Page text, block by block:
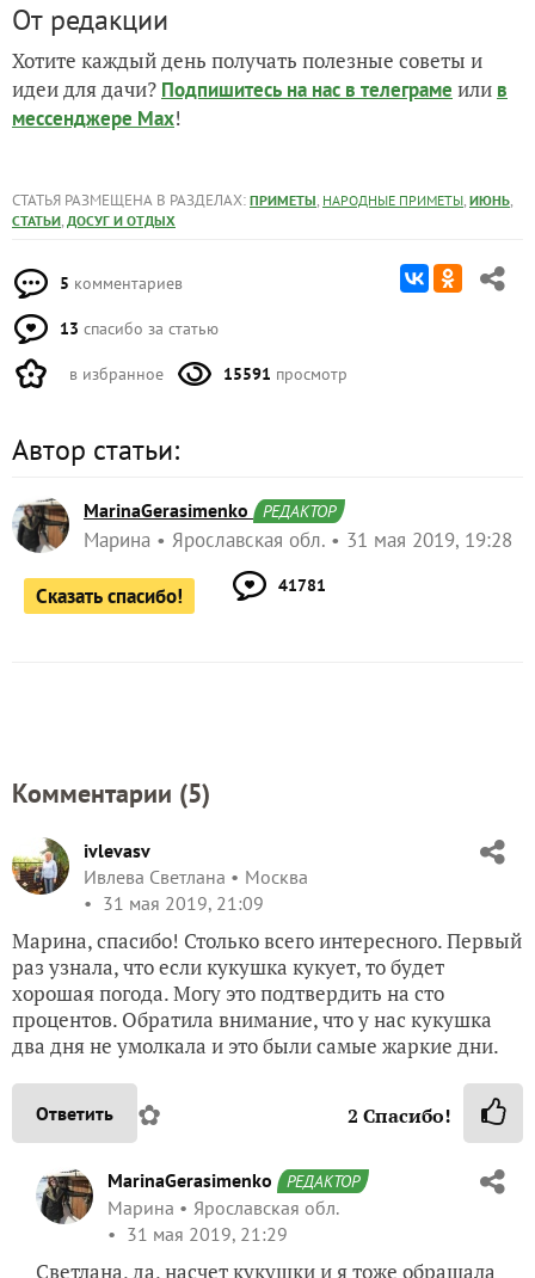
От редакции
Хотите каждый день получать полезные советы и
идеи для дачи? Подпишитесь на нас в телеграме или в
мессенджере Max!
СТАТЬЯ РАЗМЕЩЕНА В РАЗДЕЛАХ: ПРИМЕТЫ, НАРОДНЫЕ ПРИМЕТЫ, ИЮНЬ,
СТАТЬИ, ДОСУГ И ОТДЫХ
5 комментариев
13 спасибо за статью
в избранное 15591 просмотр
Автор статьи:
MarinaGerasimenko РЕДАКТОР
Марина Ярославская обл. 31 мая 2019, 19:28
Сказать спасибо! 41781
Комментарии (5)
ivlevasv
Ивлева Светлана
Москва
31 мая 2019, 21:09
Марина, спасибо! Столько всего интересного. Первый
раз узнала, что если кукушка кукует, то будет
хорошая погода. Могу это подтвердить на сто
процентов. Обратила внимание, что у нас кукушка
два дня не умолкала и это были самые жаркие дни.
Ответить ✿ 2 Спасибо!
MarinaGerasimenko РЕДАКТОР
Марина
Ярославская обл.
31 мая 2019, 21:29
Светлана, да, насчет кукушки и я тоже обращала